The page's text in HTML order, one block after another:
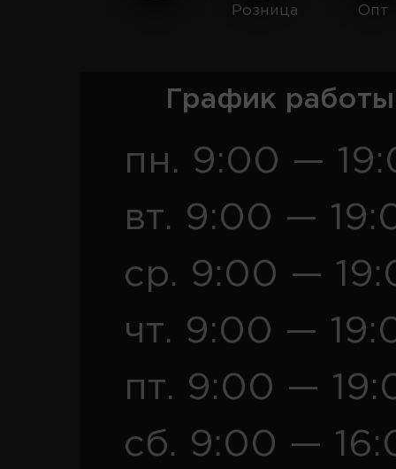
Розница Опт
График
пн. 9:00 —
вт. 9:00 —
ср. 9:00 —
чт. 9:00 —
пт. 9:00 —
сб. 9:00 —